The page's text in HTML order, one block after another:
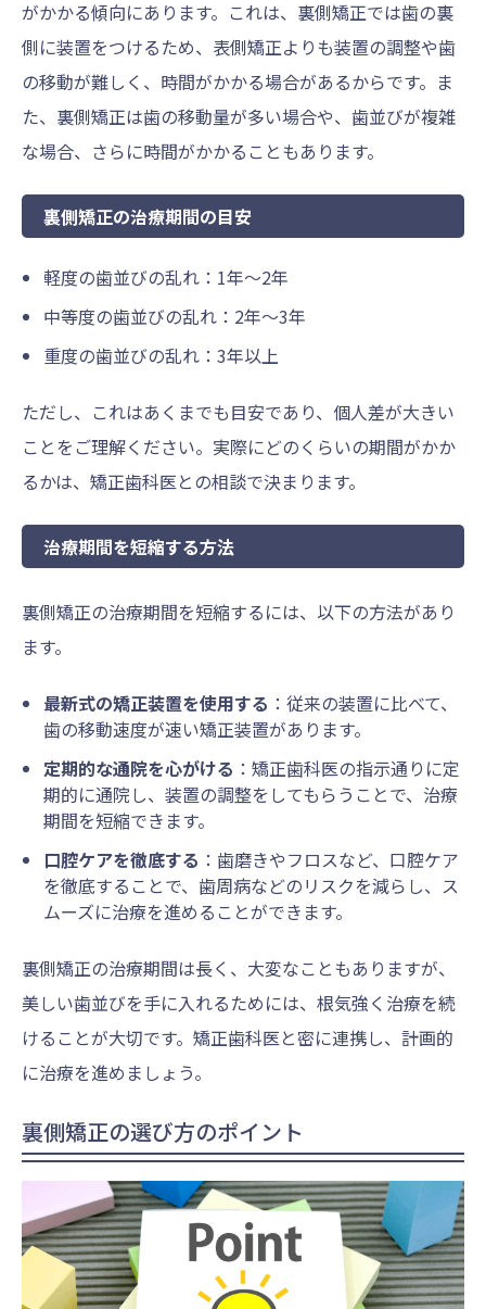
がかかる傾向にあります。これは、裏側矯正では歯の裏
側に装置をつけるため、表側矯正よりも装置の調整や歯
の移動が難しく、時間がかかる場合があるからです。ま
た、裏側矯正は歯の移動量が多い場合や、歯並びが複雑
な場合、さらに時間がかかることもあります。
裏側矯正の治療期間の目安
軽度の歯並びの乱れ：1年～2年
中等度の歯並びの乱れ：2年～3年
重度の歯並びの乱れ：3年以上
ただし、これはあくまでも目安であり、個人差が大きい
ことをご理解ください。実際にどのくらいの期間がかか
るかは、矯正歯科医との相談で決まります。
治療期間を短縮する方法
裏側矯正の治療期間を短縮するには、以下の方法があり
ます。
最新式の矯正装置を使用する ：従来の装置に比べて、
歯の移動速度が速い矯正装置があります。
定期的な通院を心がける ：矯正歯科医の指示通りに定
期的に通院し、装置の調整をしてもらうことで、治療
期間を短縮できます。
口腔ケアを徹底する ：歯磨きやフロスなど、口腔ケア
を徹底することで、歯周病などのリスクを減らし、ス
ムーズに治療を進めることができます。
裏側矯正の治療期間は長く、大変なこともありますが、
美しい歯並びを手に入れるためには、根気強く治療を続
けることが大切です。矯正歯科医と密に連携し、計画的
に治療を進めましょう。
裏側矯正の選び方のポイント